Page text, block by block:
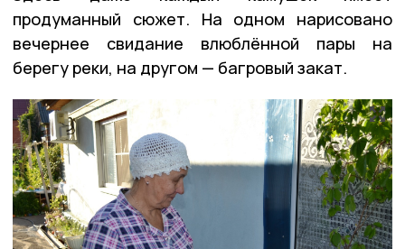
продуманный сюжет. На одном нарисовано
вечернее свидание влюблённой пары на
берегу реки, на другом — багровый закат.